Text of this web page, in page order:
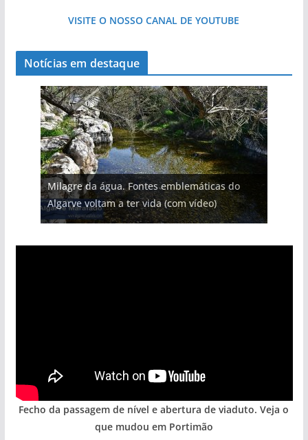
VISITE O NOSSO CANAL DE YOUTUBE
Notícias em destaque
Tapas do mar a 3 euros cada. Nova rota
gastronómica nasce no Algarve
Foto do dia: uma cidade algarvia que cresceu
entre redes e fábricas
Milagre da água. Fontes emblemáticas do
Algarve voltam a ter vida (com vídeo)
Projeto milionário: investimento de 108
milhões de euros na construção de dois
hotéis (com vídeo)
Tempestades roubam areia de praias e põem
arribas em risco no Algarve (com vídeo)
Fecho da passagem de nível e abertura de viaduto. Veja o
que mudou em Portimão